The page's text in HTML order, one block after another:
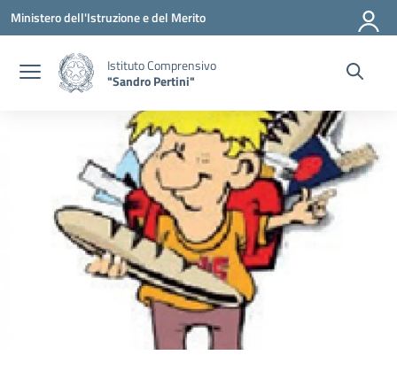
Vai ai contenuti
Vai al menu di navigazione
Vai al footer
Ministero dell'Istruzione e del Merito
Istituto Comprensivo
"Sandro Pertini"